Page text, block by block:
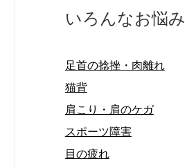
いろんなお悩み
足首の捻挫・肉離れ
猫背
肩こり・肩のケガ
スポーツ障害
目の疲れ